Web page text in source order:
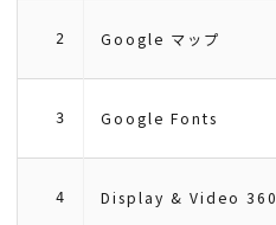
2 Google マップ
3 Google Fonts
4 Display & Video 360